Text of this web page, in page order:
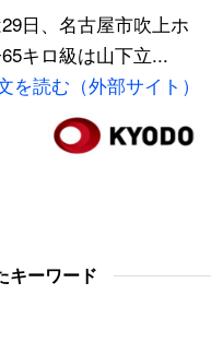
日、名古屋市吹上ホ
キロ級は山下立...
を読む（外部サイト）
キーワード